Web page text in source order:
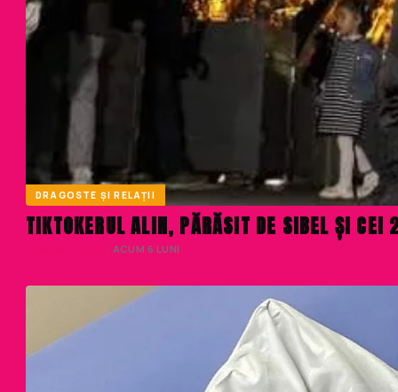
DRAGOSTE ȘI RELAȚII
TIKTOKERUL ALIN, PĂRĂSIT DE SIBEL ȘI CEI
· ACUM 6 LUNI